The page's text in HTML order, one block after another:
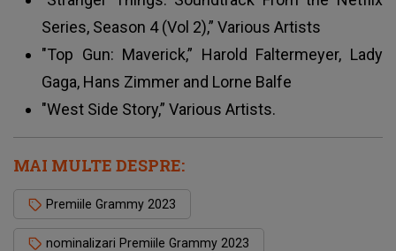
Series, Season 4 (Vol 2),” Various Artists
"Top Gun: Maverick,” Harold Faltermeyer, Lady
Gaga, Hans Zimmer and Lorne Balfe
"West Side Story,” Various Artists.
MAI MULTE DESPRE:
Premiile Grammy 2023
nominalizari Premiile Grammy 2023